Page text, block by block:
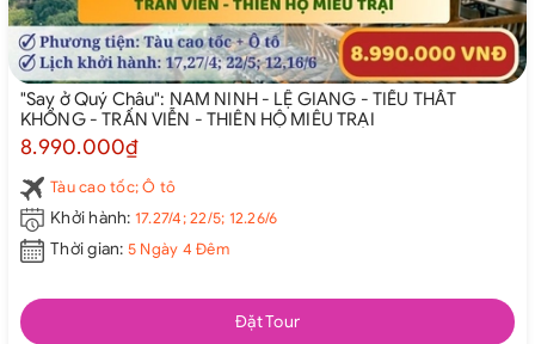
"Say ở Quý Châu": NAM NINH - LỆ GIANG - TIỂU THẤT
KHỔNG - TRẤN VIỄN - THIÊN HỘ MIÊU TRẠI
8.990.000₫
Tàu cao tốc; Ô tô
Khởi hành: 17.27/4; 22/5; 12.26/6
Thời gian: 5 Ngày 4 Đêm
Đặt Tour